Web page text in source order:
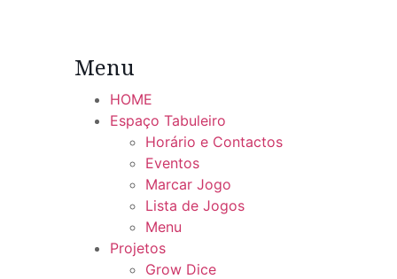
Menu
HOME
Espaço Tabuleiro
Horário e Contactos
Eventos
Marcar Jogo
Lista de Jogos
Menu
Projetos
Grow Dice